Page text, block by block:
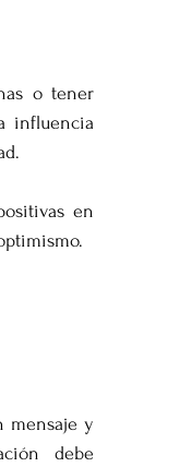
o tener
influencia
en
mensaje y
debe